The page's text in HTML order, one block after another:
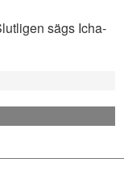
sägs Icha-